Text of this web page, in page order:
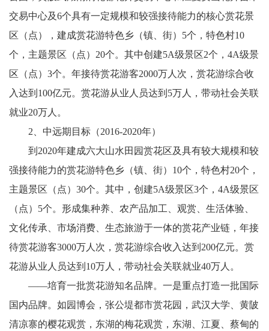
交易中心及6个具有一定规模和较强接待能力的核心赏花景
区（点），建成赏花游特色乡（镇、街）5个，特色村10
个，主题景区（点）20个。其中创建5A级景区2个，4A级景
区（点）3个。年接待赏花游客2000万人次，赏花游综合收
入达到100亿元。赏花游从业人员达到5万人，带动社会关联
就业20万人。
2、中远期目标（2016-2020年）
到2020年建成六大山水田园赏花区及具有较大规模和较
强接待能力的赏花游特色乡（镇、街）10个，特色村20个，
主题景区（点）30个。其中，创建5A级景区3个，4A级景区
（点）5个。形成集种养、农产品加工、观赏、生活体验、
文化传承、市场消费、生态旅游于一体的赏花产业链，年接
待赏花游客3000万人次，赏花游综合收入达到200亿元。赏
花游从业人员达到10万人，带动社会关联就业40万人。
——培育一批赏花游知名品牌。一是重点打造一批国际
国内品牌。如园博会，张公堤都市赏花园，武汉大学、黄陂
清凉寨的樱花观赏，东湖的梅花观赏，东湖、江夏、蔡甸的